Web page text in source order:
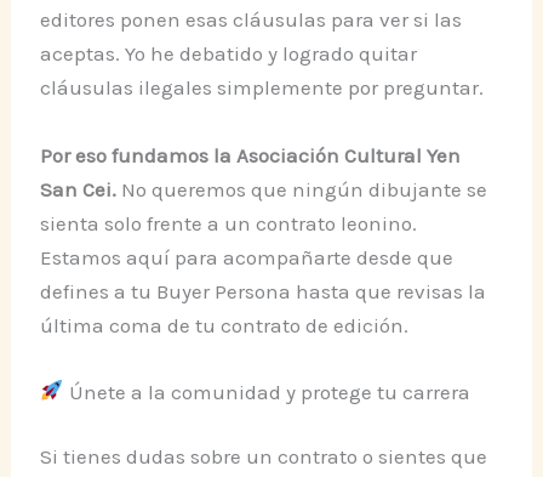
editores ponen esas cláusulas para ver si las
aceptas. Yo he debatido y logrado quitar
cláusulas ilegales simplemente por preguntar.
Por eso fundamos la Asociación Cultural Yen
San Cei. No queremos que ningún dibujante se
sienta solo frente a un contrato leonino.
Estamos aquí para acompañarte desde que
defines a tu Buyer Persona hasta que revisas la
última coma de tu contrato de edición.
Únete a la comunidad y protege tu carrera
Si tienes dudas sobre un contrato o sientes que